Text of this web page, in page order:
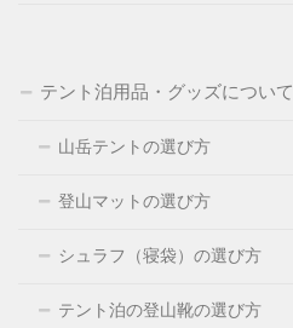
テント泊用品・グッズについて
山岳テントの選び方
登山マットの選び方
シュラフ（寝袋）の選び方
テント泊の登山靴の選び方